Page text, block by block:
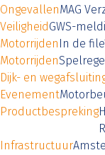
OngevallenMAG
VeiligheidGWS-
Motorrijden In de
Motorrijden
Dijk- en
Evenement
Productbespreking
Infrastructuur